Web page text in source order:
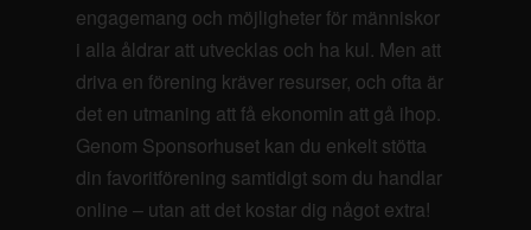
engagemang och möjligheter för människor
i alla åldrar att utvecklas och ha kul. Men att
driva en förening kräver resurser, och ofta är
det en utmaning att få ekonomin att gå ihop.
Genom Sponsorhuset kan du enkelt stötta
din favoritförening samtidigt som du handlar
online – utan att det kostar dig något extra!